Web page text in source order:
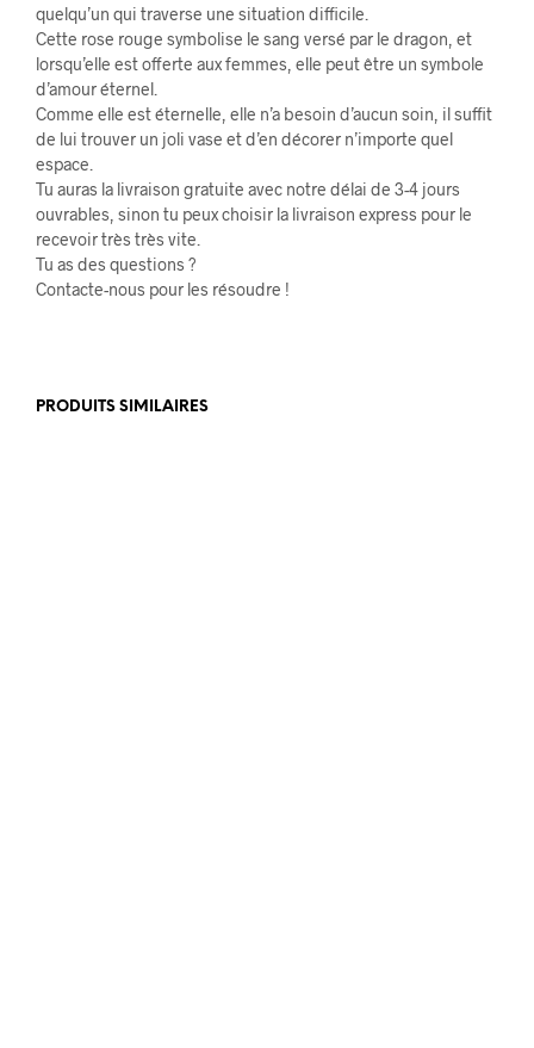
quelqu’un qui traverse une situation difficile.
Cette rose rouge symbolise le sang versé par le dragon, et
lorsqu’elle est offerte aux femmes, elle peut être un symbole
d’amour éternel.
Comme elle est éternelle, elle n’a besoin d’aucun soin, il suffit
de lui trouver un joli vase et d’en décorer n’importe quel
espace.
Tu auras la livraison gratuite avec notre délai de 3-4 jours
ouvrables, sinon tu peux choisir la livraison express pour le
recevoir très très vite.
Tu as des questions ?
Contacte-nous pour les résoudre !
PRODUITS SIMILAIRES